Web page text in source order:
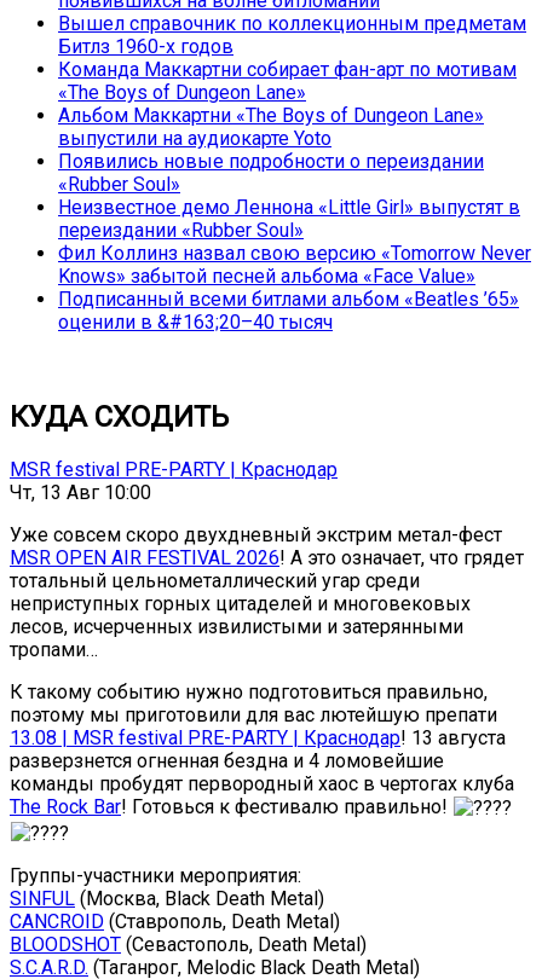
Вышел справочник по коллекционным предметам
Битлз 1960-х годов
Команда Маккартни собирает фан-арт по мотивам
«The Boys of Dungeon Lane»
Альбом Маккартни «The Boys of Dungeon Lane»
выпустили на аудиокарте Yoto
Появились новые подробности о переиздании
«Rubber Soul»
Неизвестное демо Леннона «Little Girl» выпустят в
переиздании «Rubber Soul»
Фил Коллинз назвал свою версию «Tomorrow Never
Knows» забытой песней альбома «Face Value»
Подписанный всеми битлами альбом «Beatles ’65»
оценили в &#163;20–40 тысяч
КУДА СХОДИТЬ
MSR festival PRE-PARTY | Краснодар
Чт, 13 Авг 10:00
Уже совсем скоро двухдневный экстрим метал-фест
MSR OPEN AIR FESTIVAL 2026! А это означает, что грядет
тотальный цельнометаллический угар среди
неприступных горных цитаделей и многовековых
лесов, исчерченных извилистыми и затерянными
тропами…
К такому событию нужно подготовиться правильно,
поэтому мы приготовили для вас лютейшую препати
13.08 | MSR festival PRE-PARTY | Краснодар! 13 августа
разверзнется огненная бездна и 4 ломовейшие
команды пробудят первородный хаос в чертогах клуба
The Rock Bar! Готовься к фестивалю правильно!
Группы-участники мероприятия:
SINFUL (Москва, Black Death Metal)
CANCROID (Ставрополь, Death Metal)
BLOODSHOT (Севастополь, Death Metal)
S.C.A.R.D. (Таганрог, Melodic Black Death Metal)